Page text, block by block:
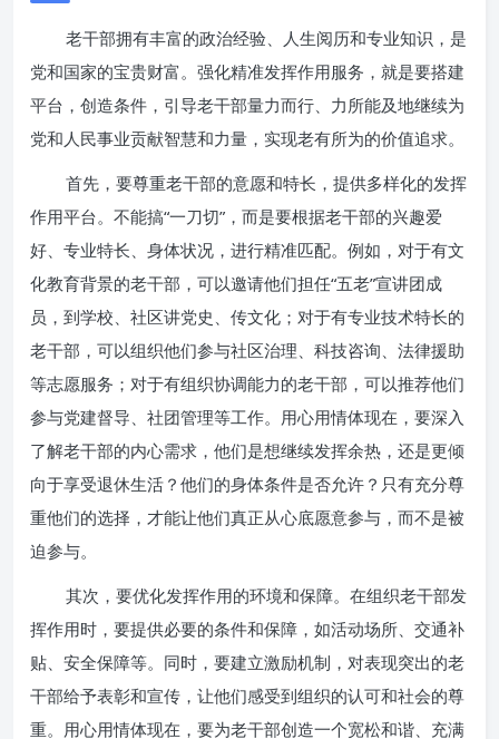
老干部拥有丰富的政治经验、人生阅历和专业知识，是
党和国家的宝贵财富。强化精准发挥作用服务，就是要搭建
平台，创造条件，引导老干部量力而行、力所能及地继续为
党和人民事业贡献智慧和力量，实现老有所为的价值追求。
首先，要尊重老干部的意愿和特长，提供多样化的发挥
作用平台。不能搞“一刀切”，而是要根据老干部的兴趣爱
好、专业特长、身体状况，进行精准匹配。例如，对于有文
化教育背景的老干部，可以邀请他们担任“五老”宣讲团成
员，到学校、社区讲党史、传文化；对于有专业技术特长的
老干部，可以组织他们参与社区治理、科技咨询、法律援助
等志愿服务；对于有组织协调能力的老干部，可以推荐他们
参与党建督导、社团管理等工作。用心用情体现在，要深入
了解老干部的内心需求，他们是想继续发挥余热，还是更倾
向于享受退休生活？他们的身体条件是否允许？只有充分尊
重他们的选择，才能让他们真正从心底愿意参与，而不是被
迫参与。
其次，要优化发挥作用的环境和保障。在组织老干部发
挥作用时，要提供必要的条件和保障，如活动场所、交通补
贴、安全保障等。同时，要建立激励机制，对表现突出的老
干部给予表彰和宣传，让他们感受到组织的认可和社会的尊
重。用心用情体现在，要为老干部创造一个宽松和谐、充满